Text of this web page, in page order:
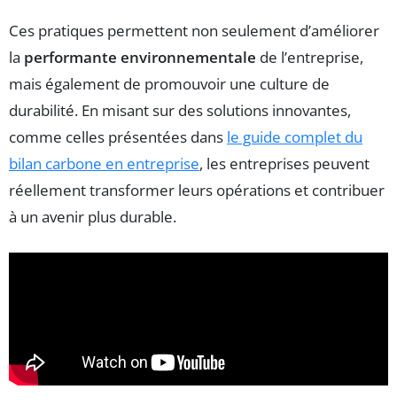
Ces pratiques permettent non seulement d’améliorer
la performante environnementale de l’entreprise,
mais également de promouvoir une culture de
durabilité. En misant sur des solutions innovantes,
comme celles présentées dans le guide complet du
bilan carbone en entreprise, les entreprises peuvent
réellement transformer leurs opérations et contribuer
à un avenir plus durable.